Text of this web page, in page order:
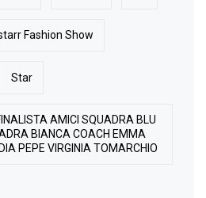
Fashion Show
Star
AMICI SQUADRA BLU
BIANCA COACH EMMA
PEPE VIRGINIA TOMARCHIO